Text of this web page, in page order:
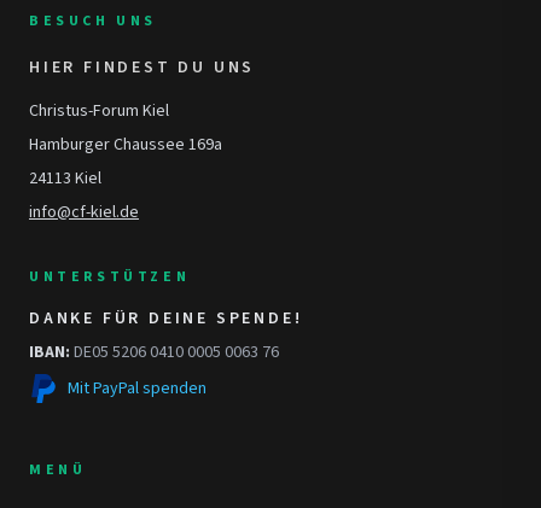
BESUCH UNS
HIER FINDEST DU UNS
Christus-Forum Kiel
Hamburger Chaussee 169a
24113 Kiel
info@cf-kiel.de
UNTERSTÜTZEN
DANKE FÜR DEINE SPENDE!
IBAN: DE05 5206 0410 0005 0063 76
Mit PayPal spenden
MENÜ